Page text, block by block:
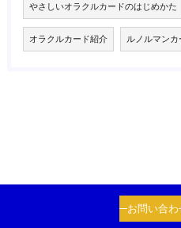
やさしいオラクルカードのはじめかた
オラクルカード紹介 ルノルマン
お問い合わ